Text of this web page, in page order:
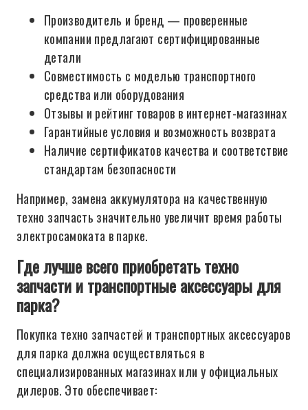
Производитель и бренд — проверенные
компании предлагают сертифицированные
детали
Совместимость с моделью транспортного
средства или оборудования
Отзывы и рейтинг товаров в интернет-магазинах
Гарантийные условия и возможность возврата
Наличие сертификатов качества и соответствие
стандартам безопасности
Например, замена аккумулятора на качественную
техно запчасть значительно увеличит время работы
электросамоката в парке.
Где лучше всего приобретать техно
запчасти и транспортные аксессуары для
парка?
Покупка техно запчастей и транспортных аксессуаров
для парка должна осуществляться в
специализированных магазинах или у официальных
дилеров. Это обеспечивает: